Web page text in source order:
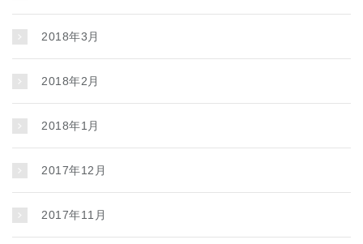
2018年3月
2018年2月
2018年1月
2017年12月
2017年11月